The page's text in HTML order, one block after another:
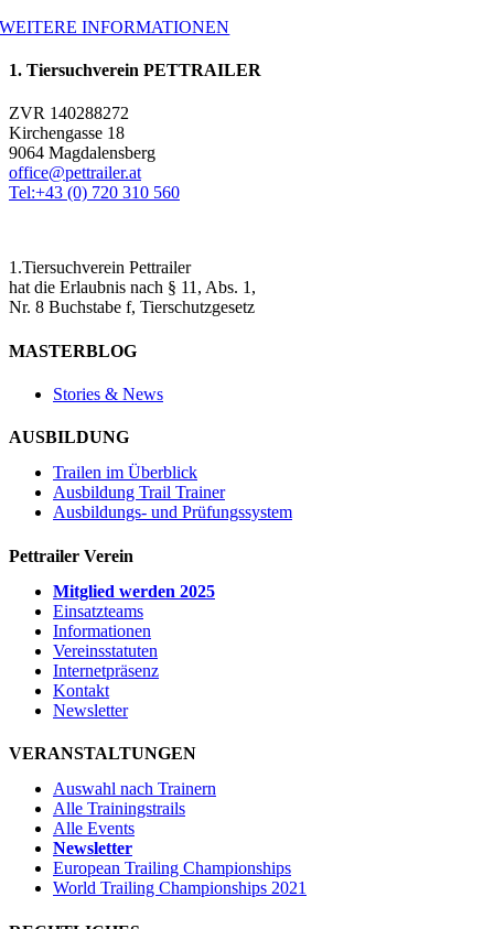
WEITERE INFORMATIONEN
1. Tiersuchverein PETTRAILER
ZVR 140288272
Kirchengasse 18
9064 Magdalensberg
office@pettrailer.at
Tel:+43 (0) 720 310 560
1.Tiersuchverein Pettrailer
hat die Erlaubnis nach § 11, Abs. 1,
Nr. 8 Buchstabe f, Tierschutzgesetz
MASTERBLOG
Stories & News
AUSBILDUNG
Trailen im Überblick
Ausbildung Trail Trainer
Ausbildungs- und Prüfungssystem
Pettrailer Verein
Mitglied werden 2025
Einsatzteams
Informationen
Vereinsstatuten
Internetpräsenz
Kontakt
Newsletter
VERANSTALTUNGEN
Auswahl nach Trainern
Alle Trainingstrails
Alle Events
Newsletter
European Trailing Championships
World Trailing Championships 2021